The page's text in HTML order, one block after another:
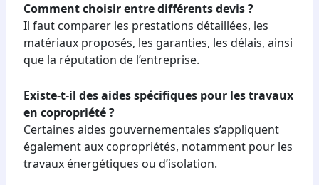
Comment choisir entre différents devis ?
Il faut comparer les prestations détaillées, les
matériaux proposés, les garanties, les délais, ainsi
que la réputation de l’entreprise.
Existe-t-il des aides spécifiques pour les travaux
en copropriété ?
Certaines aides gouvernementales s’appliquent
également aux copropriétés, notamment pour les
travaux énergétiques ou d’isolation.